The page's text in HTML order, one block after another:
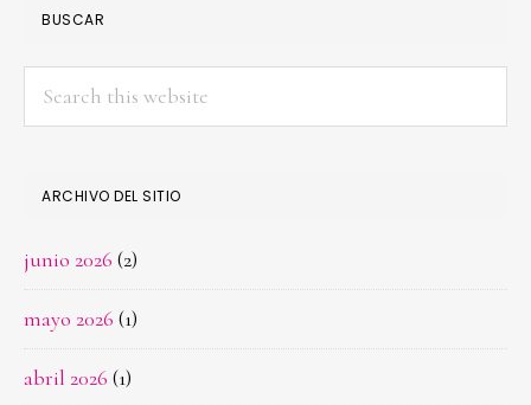
BUSCAR
ARCHIVO DEL SITIO
junio 2026 (2)
mayo 2026 (1)
abril 2026 (1)